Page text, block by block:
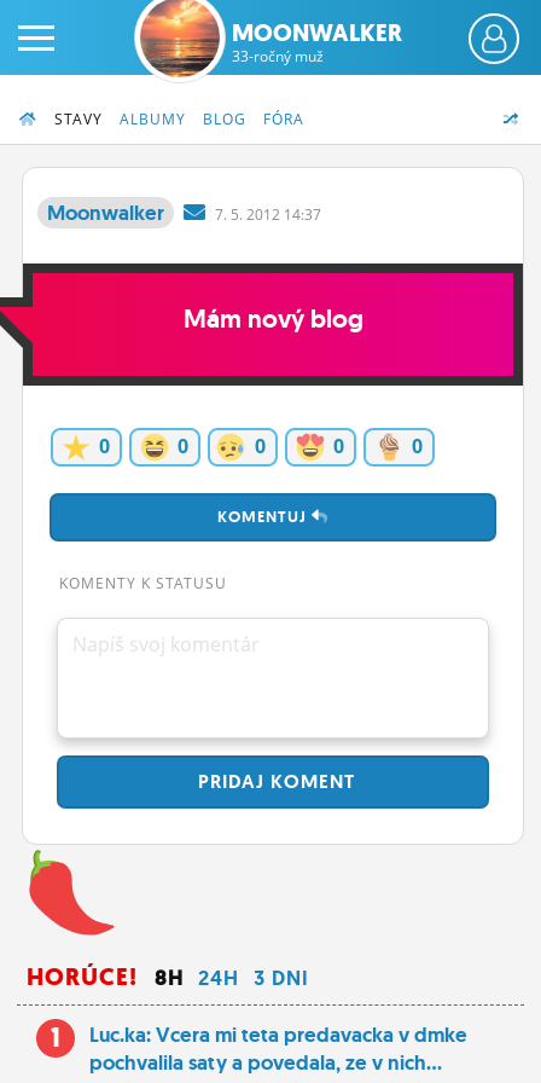
FÓRUM
STATUSY
BLOGY
MÔJ PROFIL
MOONWALKER
33-ročný muž
STAVY ALBUMY BLOG FÓRA
Moonwalker 7. 5. 2012 14:37
Mám nový blog
0 0 0 0 0
KOMENTUJ
KOMENTY K STATUSU
Napíš svoj komentár
PRIDAJ KOMENT
HORÚCE! 8H 24H 3 DNI
1
Luc.ka: Vcera mi teta predavacka v dmke
pochvalila saty a povedala, ze v nich...